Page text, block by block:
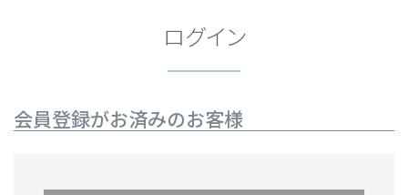
ログイン
会員登録がお済みのお客様